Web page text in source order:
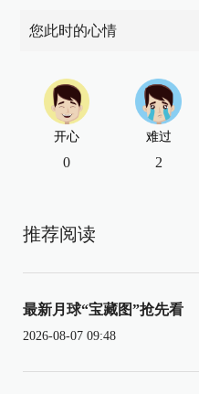
您此时的心情
开心
0
难过
2
推荐阅读
最新月球“宝藏图”抢先看
2026-08-07 09:48